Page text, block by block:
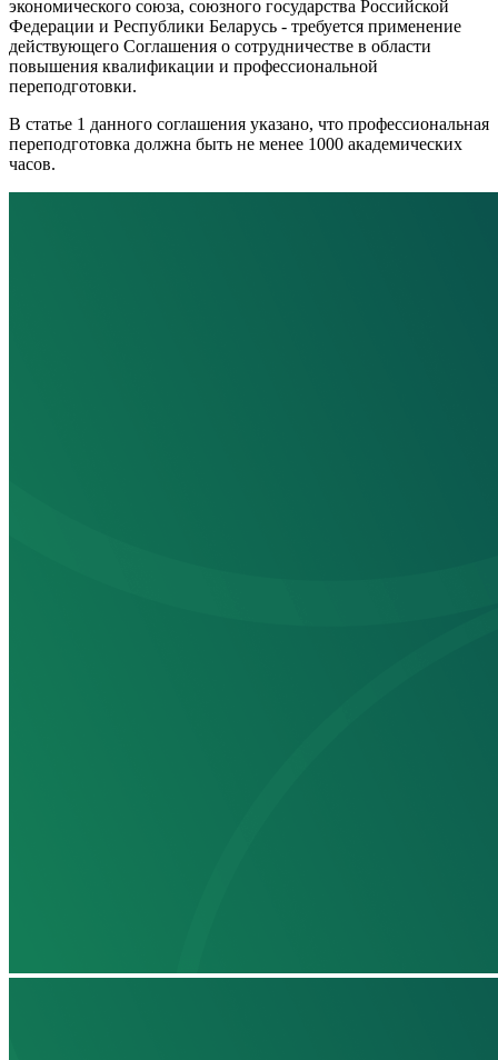
экономического союза, союзного государства Российской
Федерации и Республики Беларусь - требуется применение
действующего Соглашения о сотрудничестве в области
повышения квалификации и профессиональной
переподготовки.
В статье 1 данного соглашения указано, что профессиональная
переподготовка должна быть не менее 1000 академических
часов.